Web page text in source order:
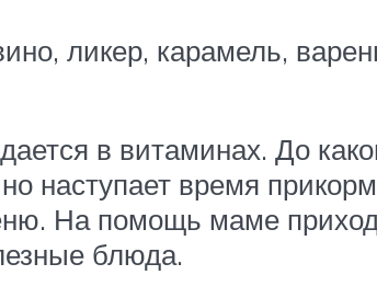
ликер, карамель,
в витаминах. До
наступает время
На помощь маме
блюда.